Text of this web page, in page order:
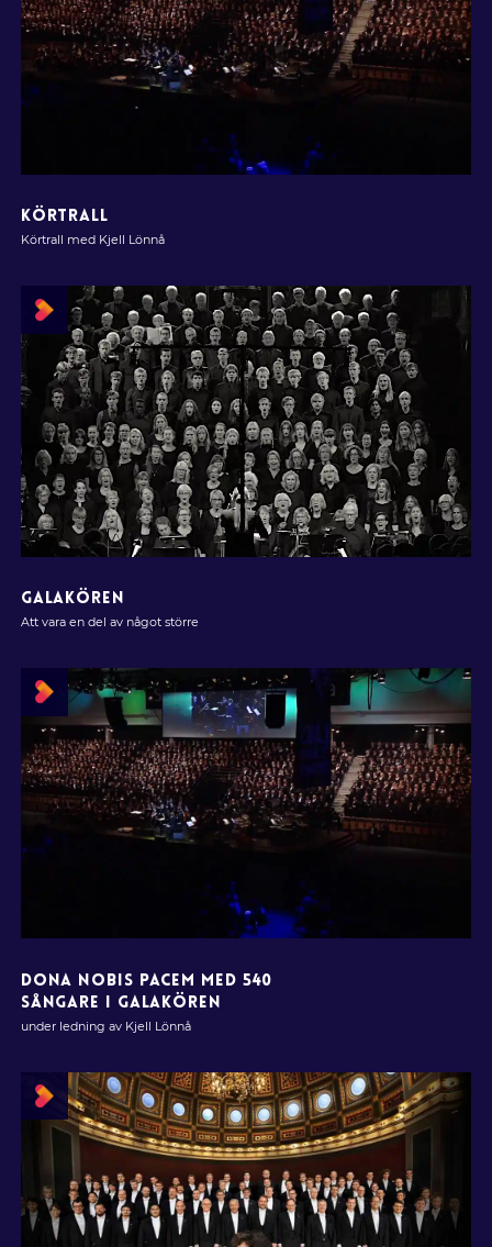
KÖRTRALL
Körtrall med Kjell Lönnå
GALAKÖREN
Att vara en del av något större
DONA NOBIS PACEM MED 540
SÅNGARE I GALAKÖREN
under ledning av Kjell Lönnå